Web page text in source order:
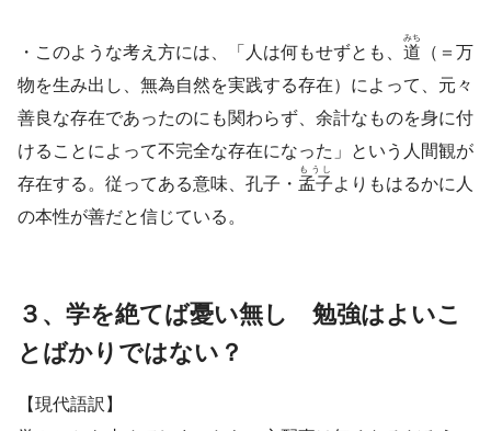
・このような考え方には、「人は何もせずとも、 道
みち
（＝万
物を生み出し、無為自然を実践する存在）によって、元々
善良な存在であったのにも関わらず、余計なものを身に付
けることによって不完全な存在になった」という人間観が
存在する。従ってある意味、孔子・ 孟子
もうし
よりもはるかに人
の本性が善だと信じている。
３、学を絶てば憂い無し 勉強はよいこ
とばかりではない？
【現代語訳】